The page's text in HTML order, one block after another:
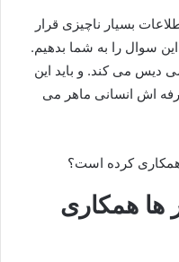
بسیار ناچیزی قرار
سوال را به شما بدهیم.
دیس می کند. و باید این
اش انسانی ماهر می
ها همکاری